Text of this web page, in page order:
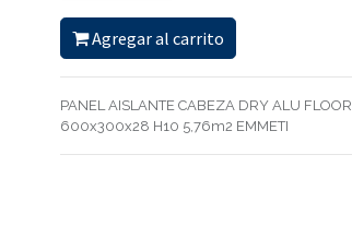
Agregar al carrito
PANEL AISLANTE CABEZA DRY ALU FLOOR
600x300x28 H10 5,76m2 EMMETI